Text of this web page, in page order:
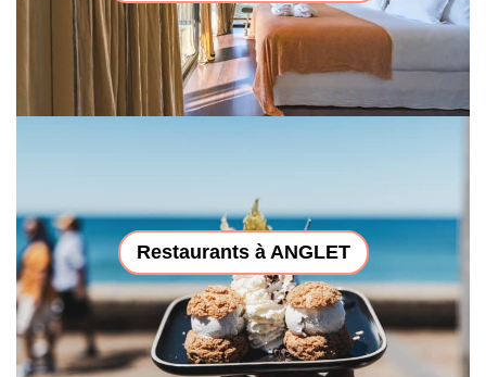
Restaurants à ANGLET